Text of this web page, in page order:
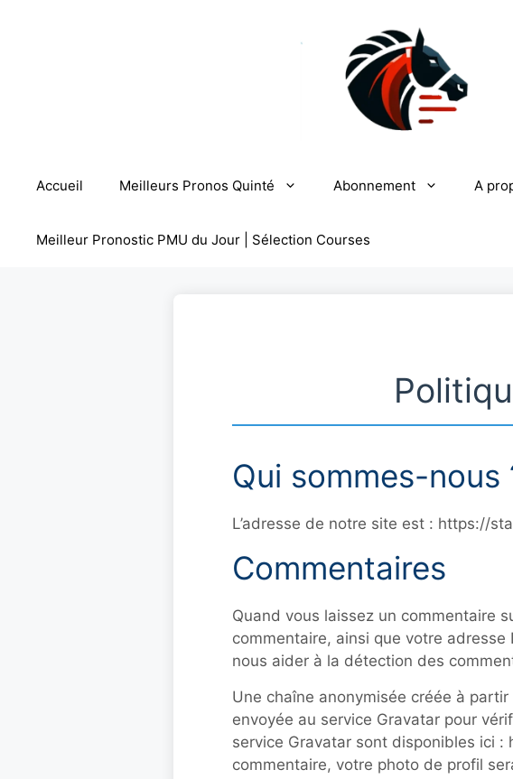
Accueil Meilleurs Pronos Quinté Abonnement A
Meilleur Pronostic PMU du Jour | Sélection Courses
Qui sommes-nous
L’adresse de notre site est : https://
Commentaires
Quand vous laissez un commentaire
commentaire, ainsi que votre
nous aider à la détection des
Une chaîne anonymisée créée à
envoyée au service Gravatar pour
service Gravatar sont disponibles ici
commentaire, votre photo de profil